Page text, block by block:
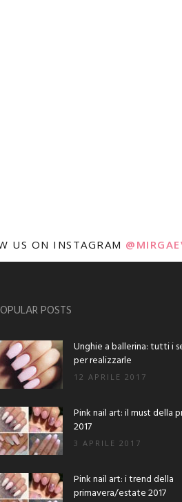
US ON INSTAGRAM
POSTS
Unghie a ballerina: tutti i
per realizzarle
12 APRILE 2017
Pink nail art: il must della
2017
3 APRILE 2017
Pink nail art: i trend della
primavera/estate 2017